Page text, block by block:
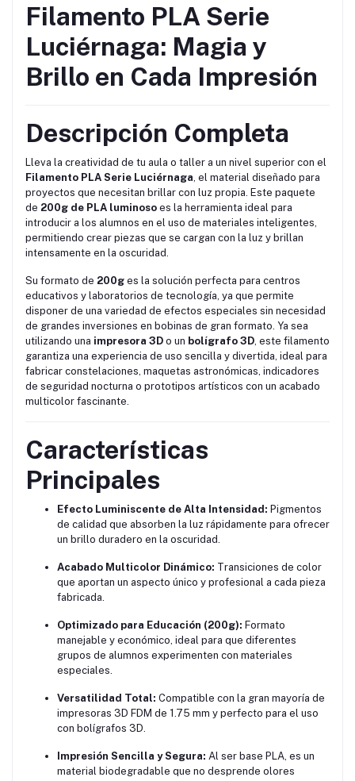
Filamento PLA Serie
Luciérnaga: Magia y
Brillo en Cada Impresión
Descripción Completa
Lleva la creatividad de tu aula o taller a un nivel superior con el
Filamento PLA Serie Luciérnaga , el material diseñado para
proyectos que necesitan brillar con luz propia. Este paquete
de 200g de PLA luminoso es la herramienta ideal para
introducir a los alumnos en el uso de materiales inteligentes,
permitiendo crear piezas que se cargan con la luz y brillan
intensamente en la oscuridad.
Su formato de 200g es la solución perfecta para centros
educativos y laboratorios de tecnología, ya que permite
disponer de una variedad de efectos especiales sin necesidad
de grandes inversiones en bobinas de gran formato. Ya sea
utilizando una impresora 3D o un bolígrafo 3D , este filamento
garantiza una experiencia de uso sencilla y divertida, ideal para
fabricar constelaciones, maquetas astronómicas, indicadores
de seguridad nocturna o prototipos artísticos con un acabado
multicolor fascinante.
Características
Principales
Efecto Luminiscente de Alta Intensidad: Pigmentos
de calidad que absorben la luz rápidamente para ofrecer
un brillo duradero en la oscuridad.
Acabado Multicolor Dinámico: Transiciones de color
que aportan un aspecto único y profesional a cada pieza
fabricada.
Optimizado para Educación (200g): Formato
manejable y económico, ideal para que diferentes
grupos de alumnos experimenten con materiales
especiales.
Versatilidad Total: Compatible con la gran mayoría de
impresoras 3D FDM de 1.75 mm y perfecto para el uso
con bolígrafos 3D.
Impresión Sencilla y Segura: Al ser base PLA, es un
material biodegradable que no desprende olores